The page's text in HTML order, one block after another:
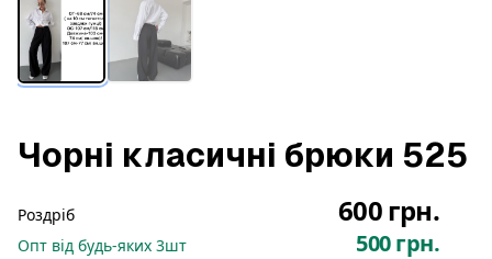
Чорні класичні брюки 525
Роздріб 600 грн.
Опт від будь-яких 3шт 500 грн.